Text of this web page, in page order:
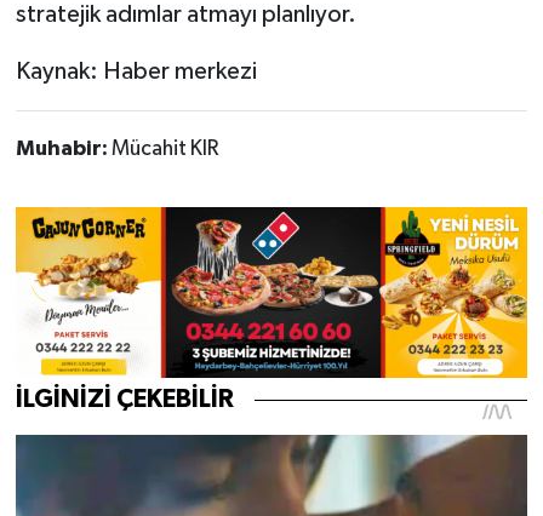
stratejik adımlar atmayı planlıyor.
Kaynak: Haber merkezi
Muhabir: Mücahit KIR